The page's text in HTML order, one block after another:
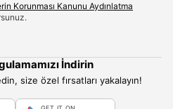
Korunması Kanunu Aydınlatma
İndirin
size özel fırsatları yakalayın!